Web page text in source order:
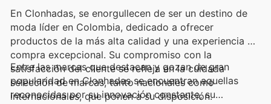
En Clonhadas, se enorgullecen de ser un destino de
moda líder en Colombia, dedicado a ofrecer
productos de la más alta calidad y una experiencia de
compra excepcional. Su compromiso con la
satisfacción del cliente se refleja en la cuidada
selección de marcas, tanto nacionales como
internacionales, que ponen a su disposición.
Entre las marcas que destacan y gozan de gran
popularidad en Clonhadas se encuentran aquellas
reconocidas por su innovación constante, su